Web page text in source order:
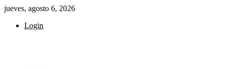
jueves, agosto 6, 2026
Login